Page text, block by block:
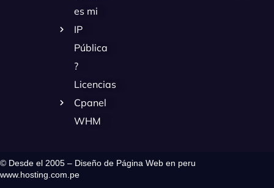
es mi
IP
Pública
?
Licencias
Cpanel
WHM
© Desde el 2005 – Diseño de Página Web en peru
www.hosting.com.pe